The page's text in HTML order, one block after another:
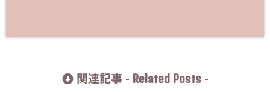
関連記事 - Related Posts-